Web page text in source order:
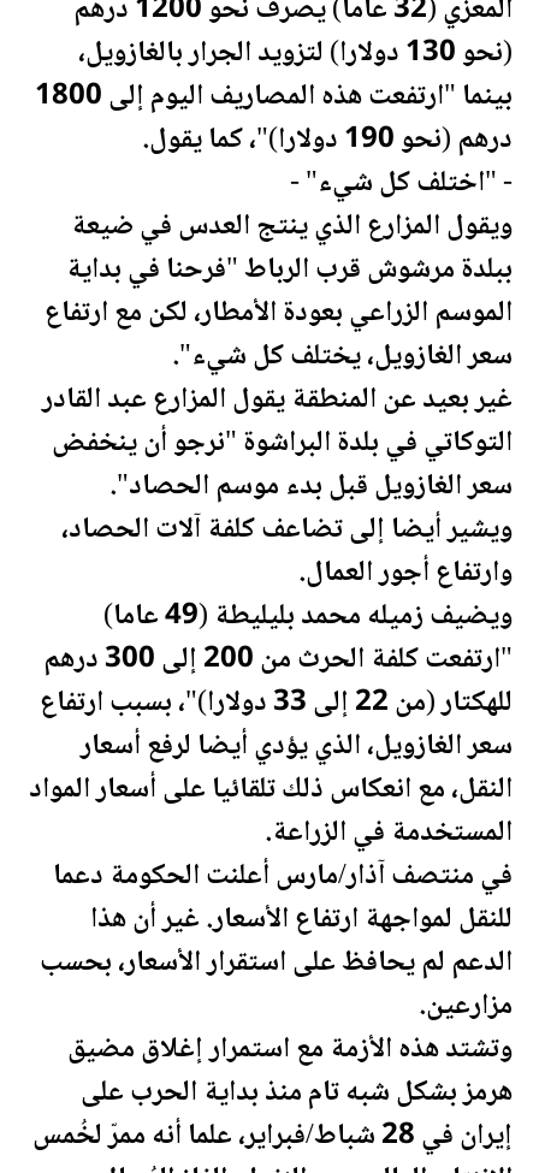
المعزي (32 عاما) يصرف نحو 1200 درهم
(نحو 130 دولارا) لتزويد الجرار بالغازويل،
بينما "ارتفعت هذه المصاريف اليوم إلى 1800
درهم (نحو 190 دولارا)"، كما يقول.
- "اختلف كل شيء" -
ويقولالمزارع الذي ينتج العدس في ضيعة
ببلدة مرشوش قرب الرباط "فرحنا في بداية
الموسم الزراعي بعودة الأمطار، لكن مع ارتفاع
سعر الغازويل، يختلف كل شيء".
غير بعيد عن المنطقة يقولالمزارع عبد القادر
التوكاتي في بلدة البراشوة "نرجو أن ينخفض
سعر الغازويل قبل بدء موسم الحصاد".
ويشير أيضا إلى تضاعف كلفة آلات الحصاد،
وارتفاع أجور العمال.
ويضيف زميله محمد بليليطة (49 عاما)
"ارتفعت كلفة الحرث من 200 إلى 300 درهم
للهكتار (من 22 إلى 33 دولارا)"، بسبب ارتفاع
سعر الغازويل، الذي يؤدي أيضا لرفع أسعار
النقل، مع انعكاس ذلك تلقائيا على أسعار المواد
المستخدمة في الزراعة.
في منتصف آذار/مارس أعلنت الحكومة دعما
للنقل لمواجهة ارتفاع الأسعار. غير أن هذا
الدعم لم يحافظ على استقرار الأسعار، بحسب
مزارعين.
وتشتد هذه الأزمة مع استمرار إغلاق مضيق
هرمز بشكل شبه تام منذ بداية الحرب على
إيران في 28 شباط/فبراير، علما أنه ممرّ لخُمس